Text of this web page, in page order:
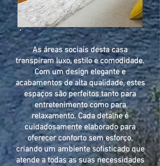
As áreas sociais desta casa
transpiram luxo, estilo e comodidade.
Com um design elegante e
acabamentos de alta qualidade, estes
espaços são perfeitos tanto para
entretenimento como para
relaxamento. Cada detalhe é
cuidadosamente elaborado para
oferecer conforto sem esforço,
criando um ambiente sofisticado que
atende a todas as suas necessidades